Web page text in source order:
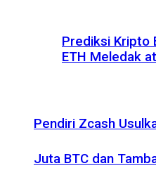
Pendiri Zcash
Juta BTC dan
Prediksi Kripto
ETH Meledak